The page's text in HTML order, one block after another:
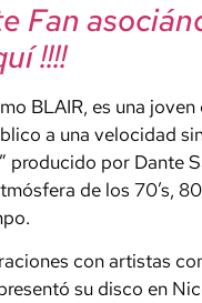
Fan
!!!!
BLAIR, es una
a una velocidad
producido por Dante
de los 70’s,
con artistas
su disco en